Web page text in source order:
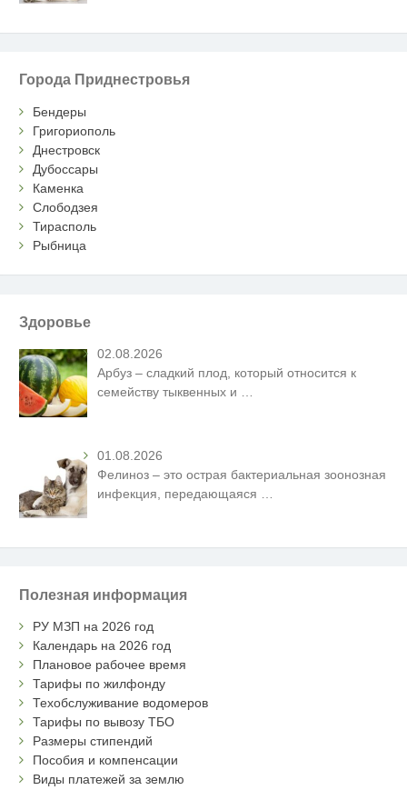
Города Приднестровья
Бендеры
Григориополь
Днестровск
Дубоссары
Каменка
Слободзея
Тирасполь
Рыбница
Здоровье
02.08.2026
Арбуз – сладкий плод, который относится к
семейству тыквенных и …
01.08.2026
Фелиноз – это острая бактериальная зоонозная
инфекция, передающаяся
Полезная информация
РУ МЗП на 2026 год
Календарь на 2026 год
Плановое рабочее время
Тарифы по жилфонду
Техобслуживание водомеров
Тарифы по вывозу ТБО
Размеры стипендий
Пособия и компенсации
Виды платежей за землю